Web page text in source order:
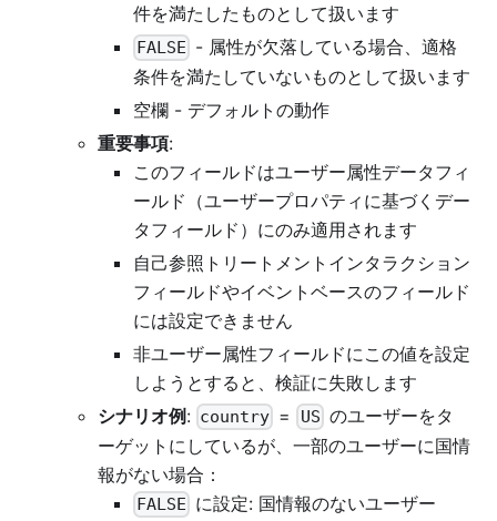
件を満たしたものとして扱います
FALSE - 属性が欠落している場合、適格
条件を満たしていないものとして扱います
空欄 - デフォルトの動作
重要事項:
このフィールドはユーザー属性データフィ
ールド（ユーザープロパティに基づくデー
タフィールド）にのみ適用されます
自己参照トリートメントインタラクション
フィールドやイベントベースのフィールド
には設定できません
非ユーザー属性フィールドにこの値を設定
しようとすると、検証に失敗します
シナリオ例: country = US のユーザーをタ
ーゲットにしているが、一部のユーザーに国情
報がない場合：
FALSE に設定: 国情報のないユーザー